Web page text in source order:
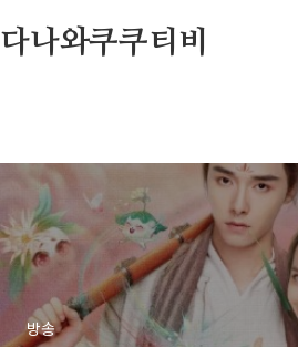
다나와쿠쿠티비
방송